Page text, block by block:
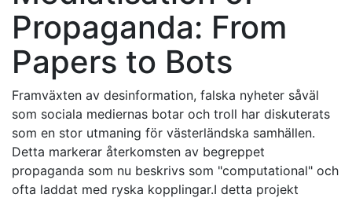
Propaganda: From
Papers to Bots
Framväxten av desinformation, falska nyheter såväl
som sociala mediernas botar och troll har diskuterats
som en stor utmaning för västerländska samhällen.
Detta markerar återkomsten av begreppet
propaganda som nu beskrivs som "computational" och
ofta laddat med ryska kopplingar.I detta projekt